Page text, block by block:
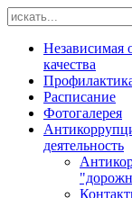
Независимая
качества
Расписание
Фотогалерея
деятельность